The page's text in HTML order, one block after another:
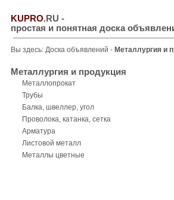
KUPRO.RU -
простая и понятная доска
Вы здесь: Доска объявлений - Металлургия и
Металлургия и продукция
Металлопрокат
Трубы
Балка, швеллер, угол
Проволока, катанка, сетка
Арматура
Листовой металл
Металлы цветные